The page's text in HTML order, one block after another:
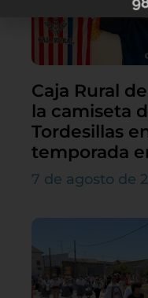
Caja Rural
la camiseta
Tordesillas
temporada
7 de agosto de